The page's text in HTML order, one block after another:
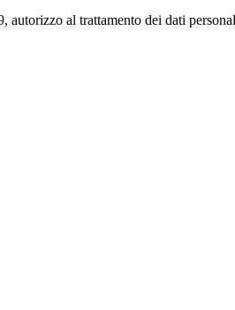
al trattamento dei dati personali